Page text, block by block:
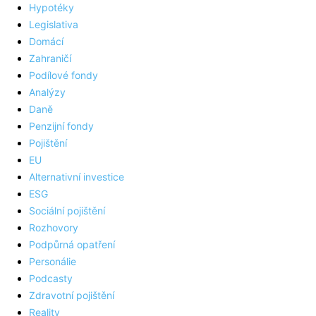
Hypotéky
Legislativa
Domácí
Zahraničí
Podílové fondy
Analýzy
Daně
Penzijní fondy
Pojištění
EU
Alternativní investice
ESG
Sociální pojištění
Rozhovory
Podpůrná opatření
Personálie
Podcasty
Zdravotní pojištění
Reality